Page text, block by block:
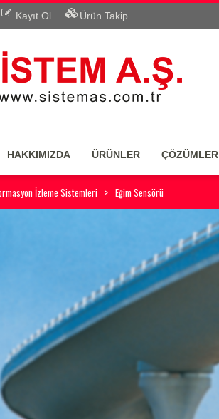
Kayıt Ol Ürün Takip
HAKKIMIZDA ÜRÜNLER ÇÖZÜMLER
İzleme Sistemleri Eğim Sensörü